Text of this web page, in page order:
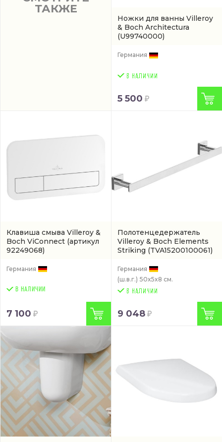
ТАКЖЕ
Ножки для ванны Villeroy
& Boch Architectura
(U99740000)
Германия
5 500
Клавиша смыва Villeroy &
Boch ViConnect (артикул
92249068)
Германия
В НАЛИЧИИ
7 100
Полотенцедержатель
Villeroy & Boch Elements
Striking (TVA15200100061)
Германия
(ш.в.г.) 50x5x8 см.
9 048